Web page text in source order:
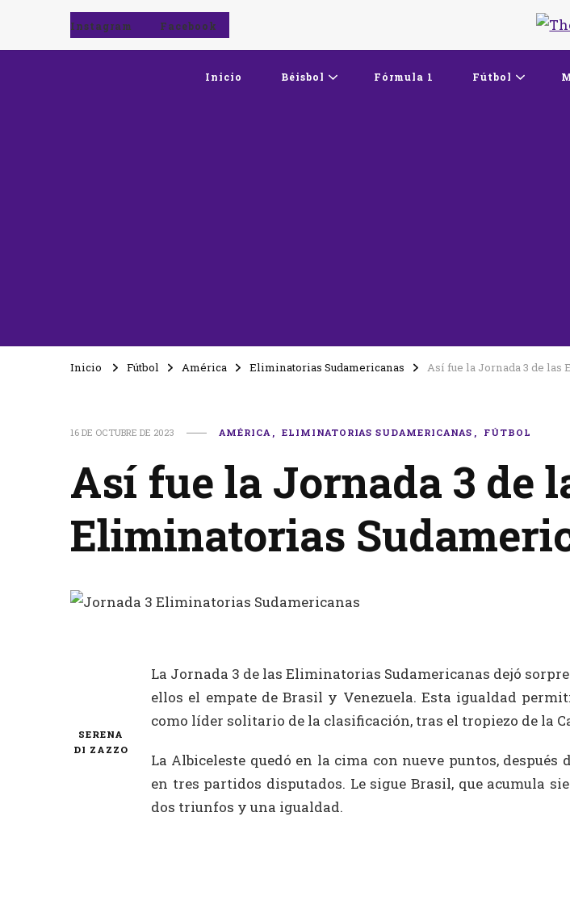
Instagram Facebook
Inicio Béisbol Fórmula 1 Fútbol
Inicio Fútbol América Eliminatorias Sudamericanas Así fue la Jornada 3 de las
16 DE OCTUBRE DE 2023 AMÉRICA ELIMINATORIAS SUDAMERICANAS FÚTBOL
Así fue la Jornada 3 de
Eliminatorias
SERENA
DI ZAZZO
La Jornada 3 de las Eliminatorias Sudamericanas dejó
ellos el empate de Brasil y Venezuela. Esta igualdad
como líder solitario de la clasificación, tras el tropiezo de la
La Albiceleste quedó en la cima con nueve puntos,
en tres partidos disputados. Le sigue Brasil, que acumula
dos triunfos y una igualdad.